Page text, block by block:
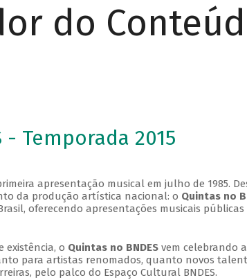
do
- Temporada 2015
apresentação musical em julho de 1985.
da produção artística nacional: o Quintas no
oferecendo apresentações musicais públicas
existência, o Quintas no BNDESvem celebrando
para artistas renomados, quanto novos
pelo palco do Espaço Cultural BNDES.